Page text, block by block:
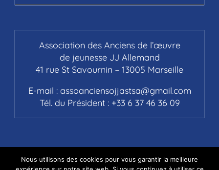
Association des Anciens de l’œuvre
de jeunesse JJ Allemand
41 rue St Savournin – 13005 Marseille
E-mail : assoanciensojjastsa@gmail.com
Tél. du Président : +33 6 37 46 36 09
© Copyright 2020 - ANCIENS OJJA Saint Savournin
Nous utilisons des cookies pour vous garantir la meilleure